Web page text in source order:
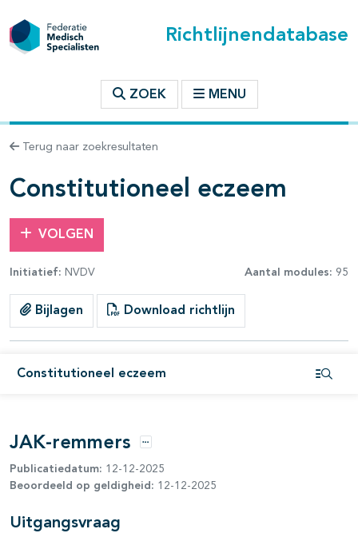
Richtlijnendatabase
ZOEK MENU
Terug naar zoekresultaten
Constitutioneel eczeem
VOLGEN
Initiatief: NVDV Aantal modules: 95
Bijlagen Download richtlijn
Constitutioneel eczeem
binnen deze richtlijn
open- en dichtklappen
open- en dichtklappen
open- en dichtklappen
JAK-remmers Opties
Publicatiedatum: 12-12-2025
Beoordeeld op geldigheid: 12-12-2025
Uitgangsvraag